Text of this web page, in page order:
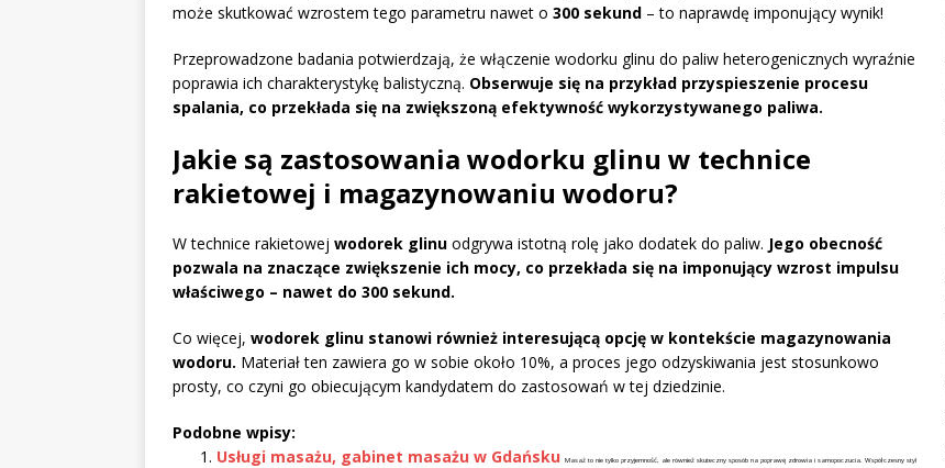
może skutkować wzrostem tego parametru nawet o 300 sekund – to naprawdę imponujący wynik!
Przeprowadzone badania potwierdzają, że włączenie wodorku glinu do paliw heterogenicznych wyraźnie
poprawia ich charakterystykę balistyczną. Obserwuje się na przykład przyspieszenie procesu
spalania, co przekłada się na zwiększoną efektywność wykorzystywanego paliwa.
Jakie są zastosowania wodorku glinu w technice
rakietowej i magazynowaniu wodoru?
W technice rakietowej wodorek glinu odgrywa istotną rolę jako dodatek do paliw. Jego obecność
pozwala na znaczące zwiększenie ich mocy, co przekłada się na imponujący wzrost impulsu
właściwego – nawet do 300 sekund.
Co więcej, wodorek glinu stanowi również interesującą opcję w kontekście magazynowania
wodoru. Materiał ten zawiera go w sobie około 10%, a proces jego odzyskiwania jest stosunkowo
prosty, co czyni go obiecującym kandydatem do zastosowań w tej dziedzinie.
Podobne wpisy:
Usługi masażu, gabinet masażu w Gdańsku
Masaż to nie tylko przyjemność, ale również skuteczny sposób na poprawę zdrowia i samopoczucia. Współczesny styl